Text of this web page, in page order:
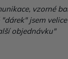
vzorné
jsem
objednávku"